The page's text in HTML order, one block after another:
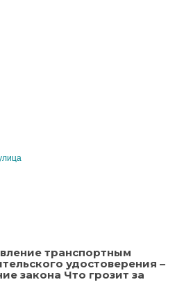
транспортным
удостоверения –
закона Что грозит за